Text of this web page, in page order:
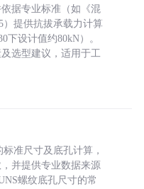
据专业标准（如《混
）提供抗拔承载力计算
下设计值约80kN）。
选型建议，适用于工
准尺寸及底孔计算，
并提供专业数据来源
螺纹底孔尺寸的常